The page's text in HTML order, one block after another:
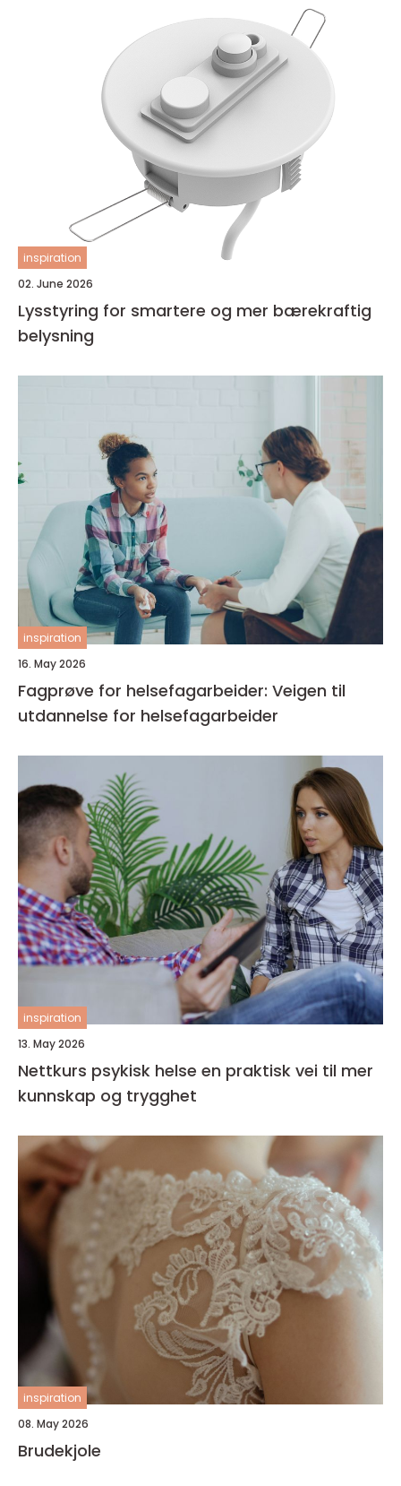
inspiration
02. June 2026
Lysstyring for smartere og mer bærekraftig
belysning
inspiration
16. May 2026
Fagprøve for helsefagarbeider: Veigen til
utdannelse for helsefagarbeider
inspiration
13. May 2026
Nettkurs psykisk helse en praktisk vei til mer
kunnskap og trygghet
inspiration
08. May 2026
Brudekjole